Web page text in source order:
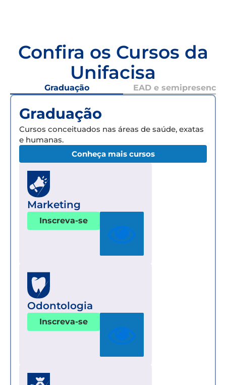
Confira os Cursos da
Unifacisa
Graduação EAD e semipresencial
Graduação
Cursos conceituados nas áreas de saúde, exatas
e humanas.
Conheça mais cursos
Marketing
Inscreva-se
Odontologia
Inscreva-se